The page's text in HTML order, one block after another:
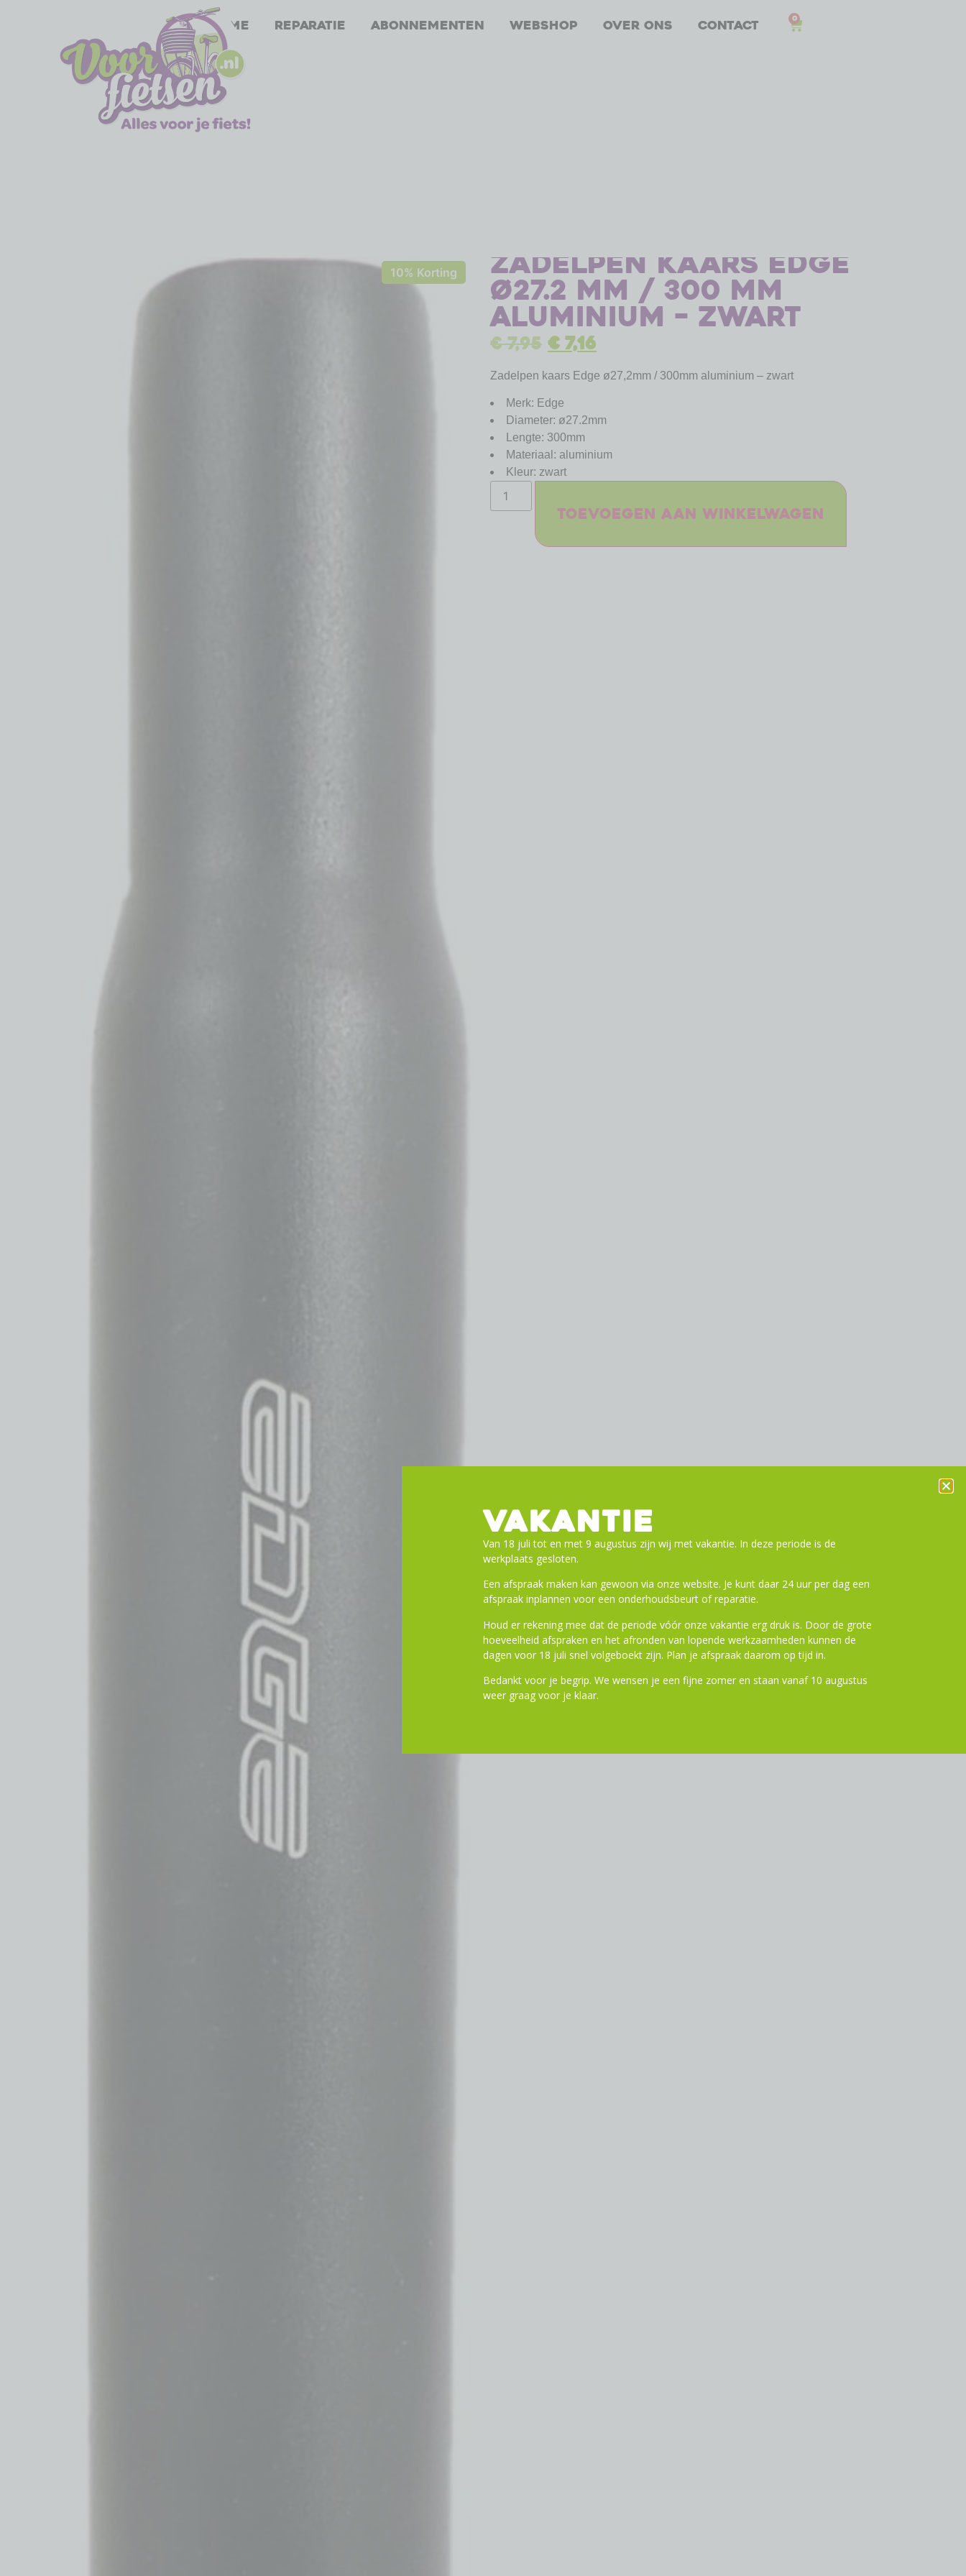
Home Reparatie Abonnementen Webshop Over ons Contact 0
10% Korting Zadelpen kaars Edge
ø27.2 mm / 300 mm
aluminium – zwart
€7,95 €7,16
Zadelpen kaars Edge ø27,2mm / 300mm aluminium – zwart
Merk: Edge
Diameter: ø27.2mm
Lengte: 300mm
Materiaal: aluminium
Kleur: zwart
Toevoegen aan winkelwagen
VAKANTIE
Van 18 juli tot en met 9 augustus zijn wij met vakantie. In deze periode is de
werkplaats gesloten.
Een afspraak maken kan gewoon via onze website. Je kunt daar 24 uur per dag een
afspraak inplannen voor een onderhoudsbeurt of reparatie.
Houd er rekening mee dat de periode vóór onze vakantie erg druk is. Door de grote
hoeveelheid afspraken en het afronden van lopende werkzaamheden kunnen de
dagen voor 18 juli snel volgeboekt zijn. Plan je afspraak daarom op tijd in.
Bedankt voor je begrip. We wensen je een fijne zomer en staan vanaf 10 augustus
weer graag voor je klaar.